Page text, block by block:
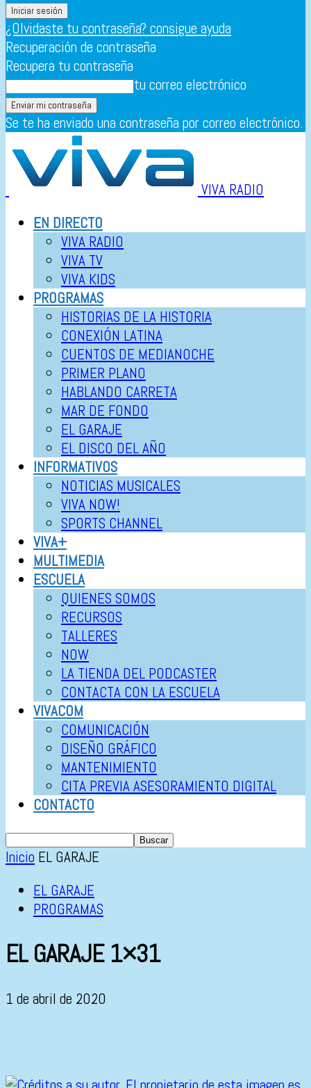
¿Olvidaste tu contraseña? consigue ayuda
Recuperación de contraseña
Recupera tu contraseña
tu correo electrónico
Se te ha enviado una contraseña por correo electrónico.
VIVA RADIO
EN DIRECTO
VIVA RADIO
VIVA TV
VIVA KIDS
PROGRAMAS
HISTORIAS DE LA HISTORIA
CONEXIÓN LATINA
CUENTOS DE MEDIANOCHE
PRIMER PLANO
HABLANDO CARRETA
MAR DE FONDO
EL GARAJE
EL DISCO DEL AÑO
INFORMATIVOS
NOTICIAS MUSICALES
VIVA NOW!
SPORTS CHANNEL
VIVA+
MULTIMEDIA
ESCUELA
QUIENES SOMOS
RECURSOS
TALLERES
NOW
LA TIENDA DEL PODCASTER
CONTACTA CON LA ESCUELA
VIVACOM
COMUNICACIÓN
DISEÑO GRÁFICO
MANTENIMIENTO
CITA PREVIA ASESORAMIENTO DIGITAL
CONTACTO
Inicio EL GARAJE
EL GARAJE
PROGRAMAS
EL GARAJE 1×31
1 de abril de 2020